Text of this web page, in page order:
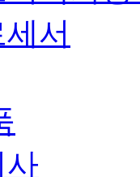
서
사